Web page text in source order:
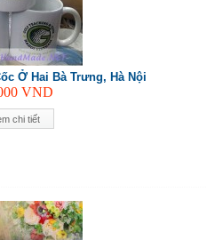
chi tiết
Ở Hai Bà Trưng, Hà Nội
VND